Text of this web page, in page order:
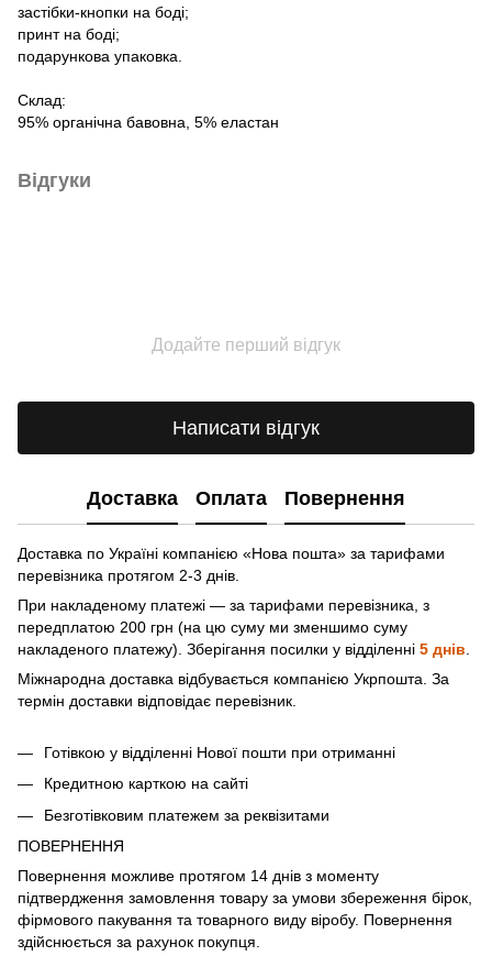
застібки-кнопки на боді;
принт на боді;
подарункова упаковка.
Склад:
95% органічна бавовна, 5% еластан
Відгуки
Додайте перший відгук
Написати відгук
Доставка Оплата Повернення
Доставка по Україні компанією «Нова пошта» зa тарифами
перевізника протягом 2-3 днів.
При накладеному платежі — за тарифами перевізника, з
передплатою 200 грн (на цю суму ми зменшимо суму
накладеного платежу). Зберігання посилки у відділенні 5 днів
Міжнародна доставка відбувається компанією Укрпошта. За
термін доставки відповідає перевізник.
Готівкою у відділенні Нової пошти при отриманні
Кредитною карткою на сайті
Безготівковим платежем за реквізитами
ПОВЕРНЕННЯ
Повернення можливе протягом 14 днів з моменту
підтвердження замовлення товару за умови збереження бірок,
фірмового пакування та товарного виду віробу. Повернення
здійснюється за рахунок покупця.